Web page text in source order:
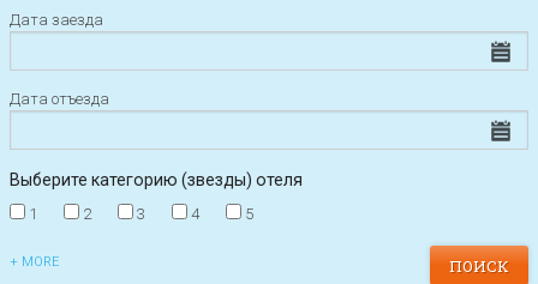
Дата заезда
Дата отъезда
Выберите категорию (звезды) отеля
1 2 3 4 5
+ MORE